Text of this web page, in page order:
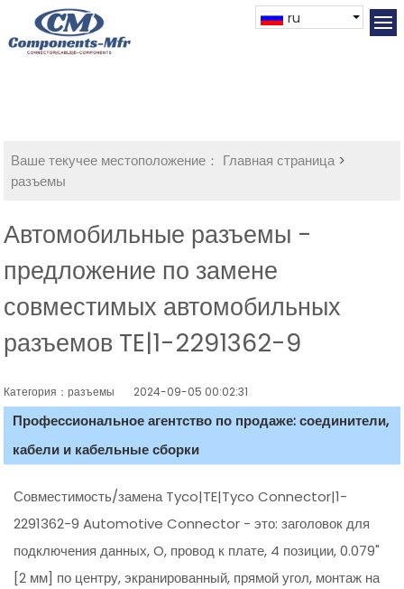
ru
Ваше текучее местоположение： Главная страница>
разъемы
Автомобильные разъемы -
предложение по замене
совместимых автомобильных
разъемов TE|1-2291362-9
Категория：разъемы 2024-09-05 00:02:31
Профессиональное агентство по продаже: соединители,
кабели и кабельные сборки
Совместимость/замена Tyco|TE|Tyco Connector|1-
2291362-9 Automotive Connector - это: заголовок для
подключения данных, O, провод к плате, 4 позиции, 0.079"
[2 мм] по центру, экранированный, прямой угол, монтаж на